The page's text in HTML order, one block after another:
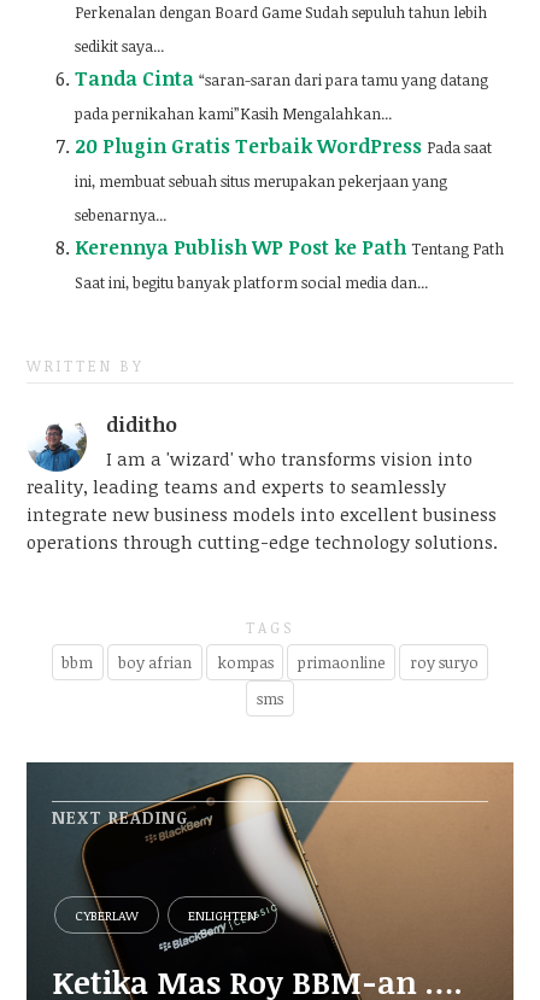
Perkenalan dengan Board Game Sudah sepuluh tahun lebih
sedikit saya...
Tanda Cinta “saran-saran dari para tamu yang datang
pada pernikahan kami”Kasih Mengalahkan...
20 Plugin Gratis Terbaik WordPress Pada saat
ini, membuat sebuah situs merupakan pekerjaan yang
sebenarnya...
Kerennya Publish WP Post ke Path Tentang Path
Saat ini, begitu banyak platform social media dan...
WRITTEN BY
diditho
I am a 'wizard' who transforms vision into
reality, leading teams and experts to seamlessly
integrate new business models into excellent business
operations through cutting-edge technology solutions.
TAGS
bbm boy afrian kompas primaonline
roy suryo
sms
NEXT READING
CYBERLAW ENLIGHTEN
Ketika Mas Roy BBM-an ….